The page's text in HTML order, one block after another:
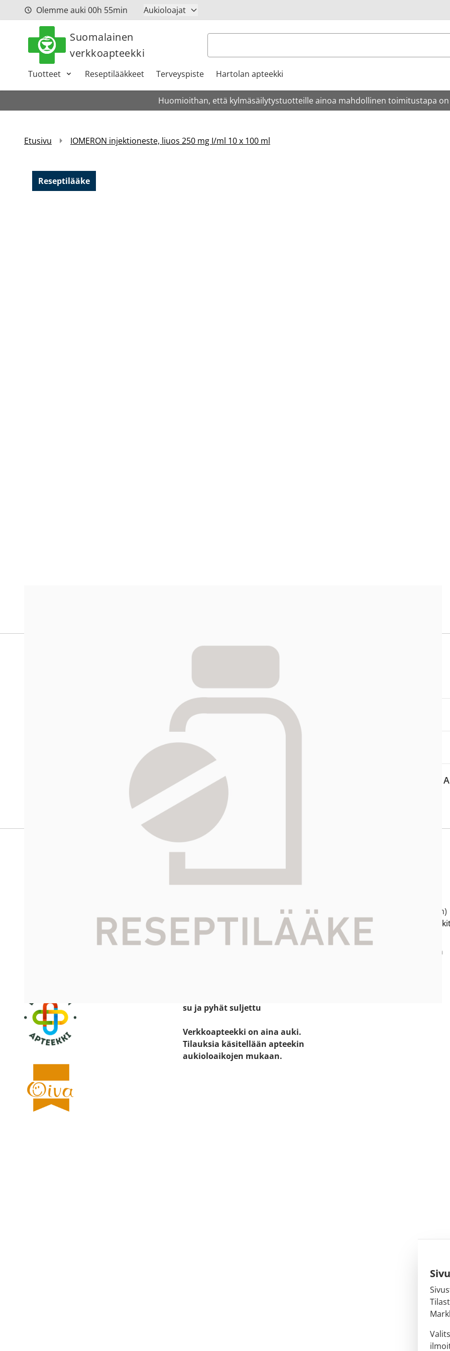
Siirry sisältöönOlemme auki 00h 55min Aukioloajat
Suomalainen
verkkoapteekki
Haku
Tuotteet Reseptilääkkeet Terveyspiste Hartolan apteekki
Huomioithan, että kylmäsäilytystuotteille ainoa mahdollinen toimitustapa
Etusivu IOMERON injektioneste, liuos 250 mg I/ml 10 x 100 ml
Reseptilääke
Miten tilaan reseptilääkkeitä
Reseptilääkkeiden tilaaminen edellyttää voimassa olevaa reseptiä, ja voit
-palvelusta. Tilausta varten sinun pitää ensin
tunnistautua. Apteekki käsittelee tilauksesi, jonka jälkeen voit maksaa ostoksesi.
Siirry reseptilääketilaukseen
Apteekin tiedot
Käyntiosoite:
Keskustie 52
19600 Hartola
su ja pyhät suljettu
Verkkoapteekki on aina auki.
Tilauksia käsitellään apteekin
aukioloaikojen mukaan.
(pvm/mpm)
Neuvomme sinua apteekin